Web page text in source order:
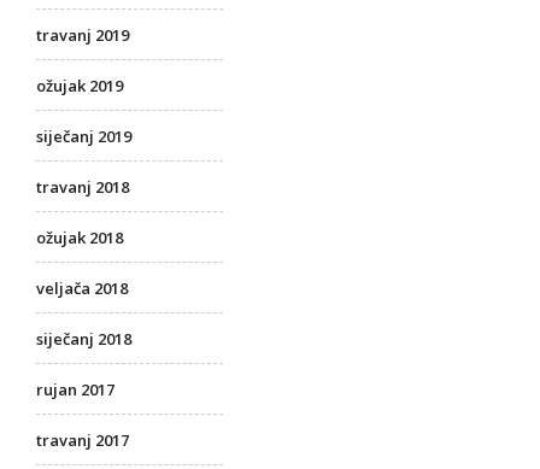
travanj 2019
ožujak 2019
siječanj 2019
travanj 2018
ožujak 2018
veljača 2018
siječanj 2018
rujan 2017
travanj 2017